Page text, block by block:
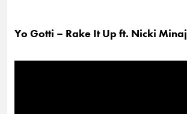
Yo Gotti – Rake It Up ft. Nicki Minaj